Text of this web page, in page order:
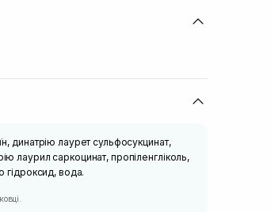
динатрію лаурет сульфосукцинат,
лаурил саркоцинат, пропіленгліколь,
гідроксид, вода.